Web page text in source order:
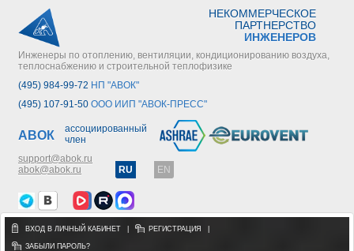
НЕКОММЕРЧЕСКОЕ
ПАРТНЕРСТВО
ИНЖЕНЕРОВ
Инженеры по отоплению, вентиляции, кондиционированию воздуха,
теплоснабжению и строительной теплофизике
(495) 984-99-72 НП "АВОК"
(495) 107-91-50 ООО ИИП "АВОК-ПРЕСС"
АВОК
ассоциированный
член
support@abok.ru
abok@abok.ru
RU EN
ВХОД В ЛИЧНЫЙ КАБИНЕТ РЕГИСТРАЦИЯ
ЗАБЫЛИ ПАРОЛЬ?